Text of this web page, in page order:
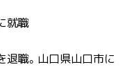
就職
退職。山口県山口市に